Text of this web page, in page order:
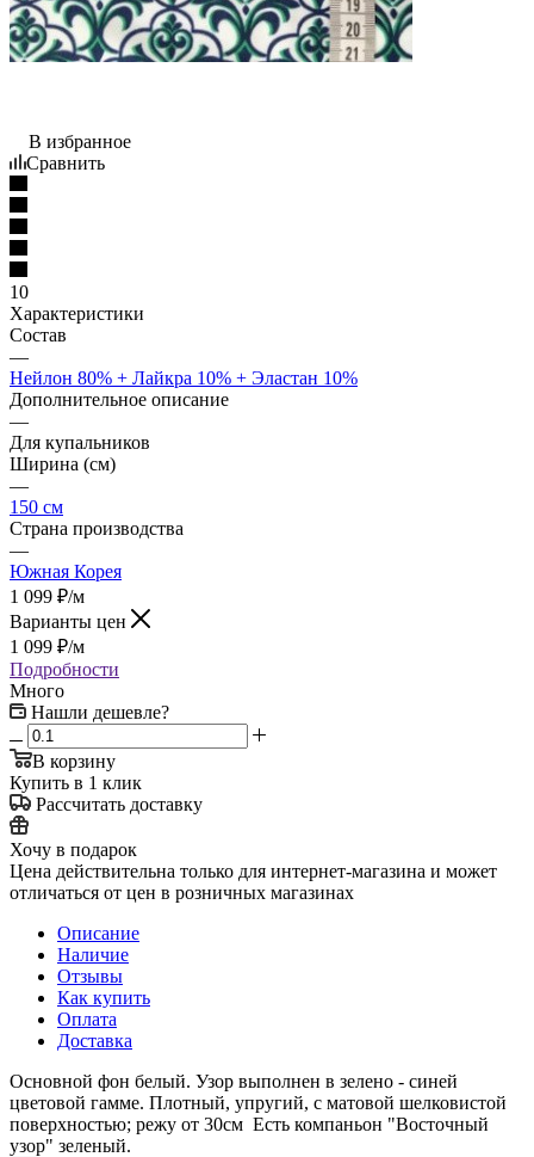
В избранное
Сравнить
10
Характеристики
Состав
—
Нейлон 80% + Лайкра 10% + Эластан 10%
Дополнительное описание
—
Для купальников
Ширина (см)
—
150 см
Страна производства
—
Южная Корея
1 099 ₽/м
Варианты цен
1 099 ₽/м
Подробности
Много
Нашли дешевле?
В корзину
Купить в 1 клик
Рассчитать доставку
Хочу в подарок
Цена действительна только для интернет-магазина и может
отличаться от цен в розничных магазинах
Описание
Наличие
Отзывы
Как купить
Оплата
Доставка
Основной фон белый. Узор выполнен в зелено - синей
цветовой гамме. Плотный, упругий, с матовой шелковистой
поверхностью; режу от 30см Есть компаньон "Восточный
узор" зеленый.